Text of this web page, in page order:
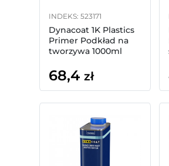
INDEKS: 523171
Dynacoat 1K Plastics
Primer Podkład na
tworzywa 1000ml
68,4 zł